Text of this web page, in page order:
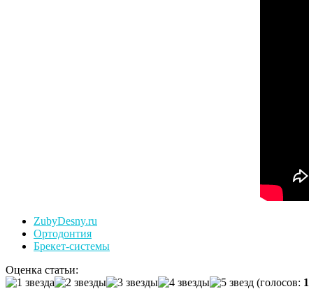
ZubyDesny.ru
Ортодонтия
Брекет-системы
Оценка статьи:
(голосов: 1